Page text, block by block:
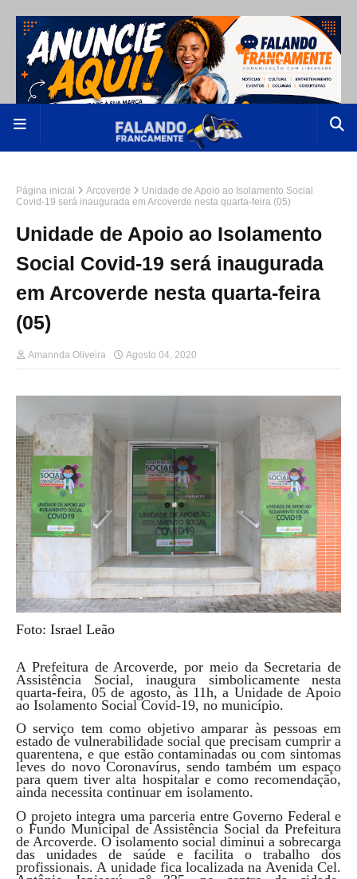
Página inicial Arcoverde
Unidade de Apoio ao Isolamento Social
Covid-19 será inaugurada em Arcoverde nesta quarta-feira (05)
Unidade de Apoio ao Isolamento
Social Covid-19 será inaugurada
em Arcoverde nesta quarta-feira
(05)
Amannda Oliveira Agosto 04, 2020
Foto: Israel Leão
A Prefeitura de Arcoverde, por meio da Secretaria de
Assistência Social, inaugura simbolicamente nesta
quarta-feira, 05 de agosto, às 11h, a Unidade de Apoio
ao Isolamento Social Covid-19, no município.
O serviço tem como objetivo amparar às pessoas em
estado de vulnerabilidade social que precisam cumprir a
quarentena, e que estão contaminadas ou com sintomas
leves do novo Coronavírus, sendo também um espaço
para quem tiver alta hospitalar e como recomendação,
ainda necessita continuar em isolamento.
O projeto integra uma parceria entre Governo Federal e
o Fundo Municipal de Assistência Social da Prefeitura
de Arcoverde. O isolamento social diminui a sobrecarga
das unidades de saúde e facilita o trabalho dos
profissionais. A unidade fica localizada na Avenida Cel.